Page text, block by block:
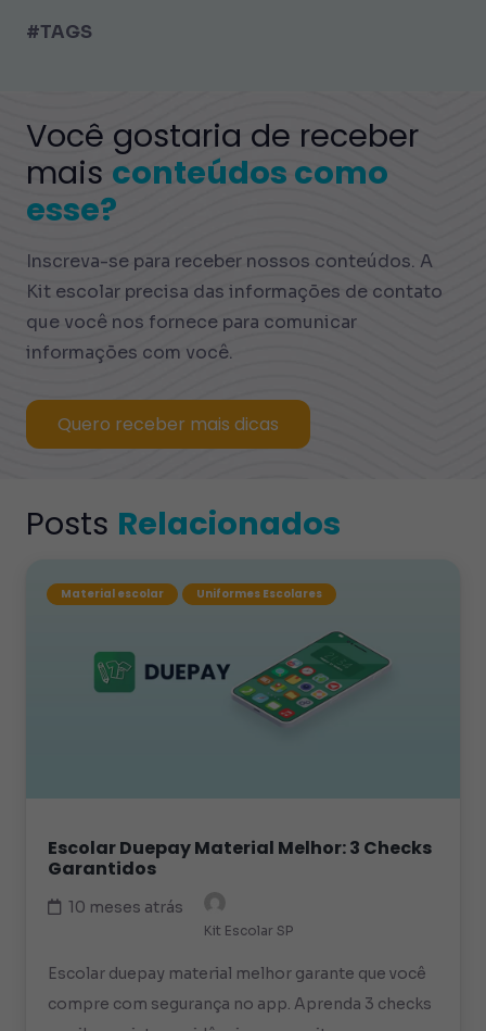
#TAGS
Você gostaria de receber
mais conteúdos como
esse?
Inscreva-se para receber nossos conteúdos. A
Kit escolar precisa das informações de contato
que você nos fornece para comunicar
informações com você.
Quero receber mais dicas
Posts Relacionados
Material escolar Uniformes Escolares
Escolar Duepay Material Melhor: 3 Checks
Garantidos
10 meses atrás
Kit Escolar SP
Escolar duepay material melhor garante que você
compre com segurança no app. Aprenda 3 checks